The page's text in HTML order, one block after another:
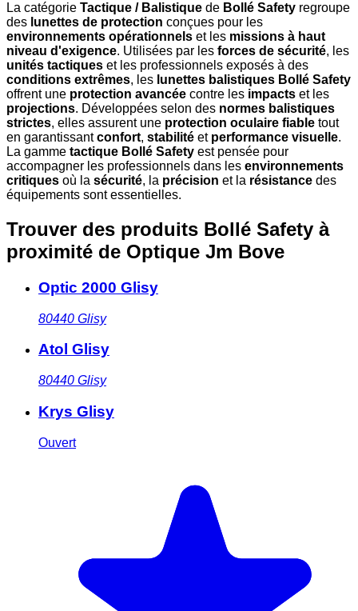
La catégorie Tactique / Balistique de Bollé Safety regroupe
des lunettes de protection conçues pour les
environnements opérationnels et les missions à haut
niveau d'exigence. Utilisées par les forces de sécurité, les
unités tactiques et les professionnels exposés à des
conditions extrêmes, les lunettes balistiques Bollé Safety
offrent une protection avancée contre les impacts et les
projections. Développées selon des normes balistiques
strictes, elles assurent une protection oculaire fiable tout
en garantissantconfort, stabilité et performance visuelle.
La gamme tactique Bollé Safety est pensée pour
accompagner les professionnels dans les environnements
critiques où la sécurité, la précision et la résistance des
équipements sont essentielles.
Trouver des produits Bollé Safety à
proximité de Optique Jm Bove
Optic 2000 Glisy
80440 Glisy
Atol Glisy
80440 Glisy
Krys Glisy
Ouvert